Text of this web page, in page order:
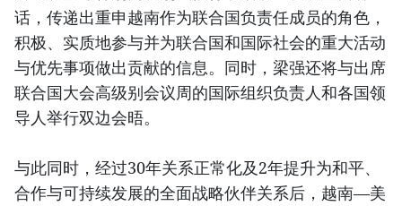
话，传递出重申越南作为联合国负责任成员的角色，
积极、实质地参与并为联合国和国际社会的重大活动
与优先事项做出贡献的信息。同时，梁强还将与出席
联合国大会高级别会议周的国际组织负责人和各国领
导人举行双边会晤。
与此同时，经过30年关系正常化及2年提升为和平、
合作与可持续发展的全面战略伙伴关系后，越南—美